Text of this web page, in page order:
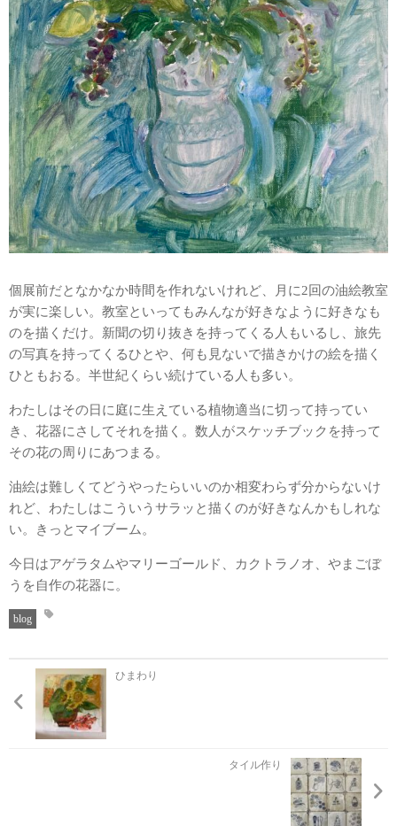
個展前だとなかなか時間を作れないけれど、月に2回の油絵教室
が実に楽しい。教室といってもみんなが好きなように好きなも
のを描くだけ。新聞の切り抜きを持ってくる人もいるし、旅先
の写真を持ってくるひとや、何も見ないで描きかけの絵を描く
ひともおる。半世紀くらい続けている人も多い。
わたしはその日に庭に生えている植物適当に切って持ってい
き、花器にさしてそれを描く。数人がスケッチブックを持って
その花の周りにあつまる。
油絵は難しくてどうやったらいいのか相変わらず分からないけ
れど、わたしはこういうサラッと描くのが好きなんかもしれな
い。きっとマイブーム。
今日はアゲラタムやマリーゴールド、カクトラノオ、やまごぼ
うを自作の花器に。
blog
ひまわり
タイル作り